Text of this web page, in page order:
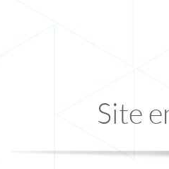
Site